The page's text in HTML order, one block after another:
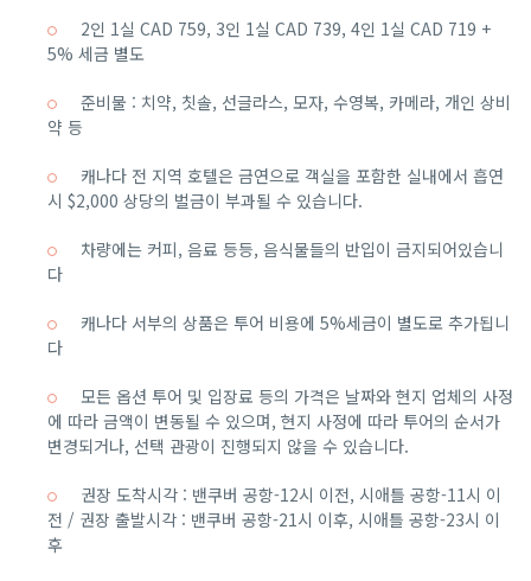
2인 1실 CAD 759, 3인 1실 CAD 739, 4인 1실 CAD 719 +
5% 세금 별도
준비물 : 치약, 칫솔, 선글라스, 모자, 수영복, 카메라, 개인 상비
약 등
캐나다 전 지역 호텔은 금연으로 객실을 포함한 실내에서 흡연
시 $2,000 상당의 벌금이 부과될 수 있습니다.
차량에는 커피, 음료 등등, 음식물들의 반입이 금지되어있습니
다
캐나다 서부의 상품은 투어 비용에 5%세금이 별도로 추가됩니
다
모든 옵션 투어 및 입장료 등의 가격은 날짜와 현지 업체의 사정
에 따라 금액이 변동될 수 있으며, 현지 사정에 따라 투어의 순서가
변경되거나, 선택 관광이 진행되지 않을 수 있습니다.
권장 도착시각 : 밴쿠버 공항-12시 이전, 시애틀 공항-11시 이
전 / 권장 출발시각 : 밴쿠버 공항-21시 이후, 시애틀 공항-23시 이
후